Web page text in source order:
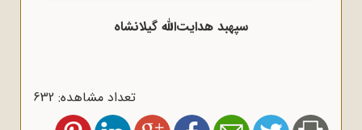
سپهبد هدایت‌الله گیلانشاه
تعداد مشاهده: 632